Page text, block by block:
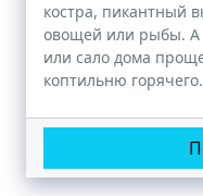
костра, пикантный
овощей или рыбы. А
или сало дома
коптильню